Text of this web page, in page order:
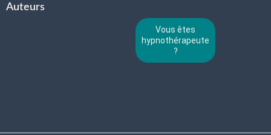
Auteurs
Vous êtes
hypnothérapeute
?